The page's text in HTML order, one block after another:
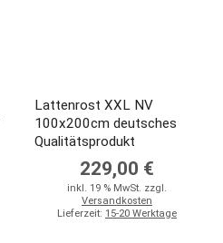
Lattenrost XXL NV
100x200cm deutsches
Qualitätsprodukt
229,00 €
inkl. 19 % MwSt. zzgl.
Versandkosten
Lieferzeit: 15-20 Werktage